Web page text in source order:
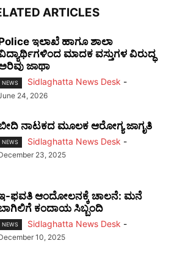
ARTICLES
ಇಲಾಖೆ ಹಾಗೂ ಶಾಲಾ
ಮಾದಕ ವಸ್ತುಗಳ ವಿರುದ್ಧ
ಜಾಥಾ
NEWS Sidlaghatta News Desk -
24, 2026
ನಾಟಕದ ಮೂಲಕ ಆರೋಗ್ಯ ಜಾಗೃತಿ
NEWS Sidlaghatta News Desk -
23, 2025
ಫವತಿ ಆಂದೋಲನಕ್ಕೆ ಚಾಲನೆ: ಮನೆ
ಕಂದಾಯ ಸಿಬ್ಬಂದಿ
NEWS Sidlaghatta News Desk -
10, 2025